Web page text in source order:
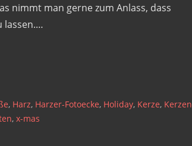
nimmt man gerne zum Anlass, dass
lassen.…
, Harz, Harzer-Fotoecke, Holiday, Kerze, Kerzen
,x-mas